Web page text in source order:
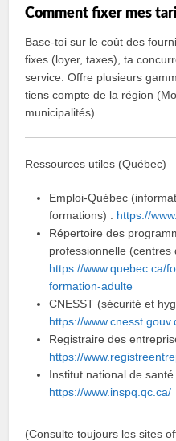
Comment fixer mes
Base-toi sur le coût des
fixes (loyer, taxes), ta
service. Offre plusieurs
tiens compte de la région
municipalités).
Ressources utiles (Québec)
Emploi‑Québec
formations) : https://
Répertoire des
professionnelle
https://www.quebec.ca/
formation-adulte
CNESST (sécurité et
https://
Registraire des
https://
Institut national de
https://www.inspq.qc.ca/
(Consulte toujours les sites